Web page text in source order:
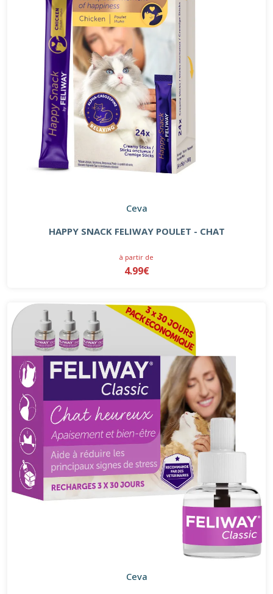
Ceva
HAPPY SNACK FELIWAY POULET - CHAT
à partir de
4.99€
Ceva